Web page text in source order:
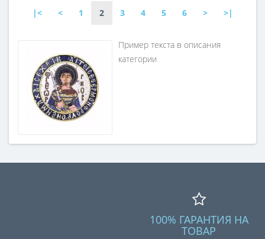
|< < 1 2 3 4 5 6 > >|
Пример текста в описания
категории
100% ГАРАНТИЯ НА
ТОВАР